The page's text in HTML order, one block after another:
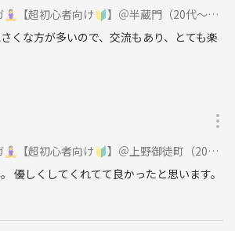
【超初心者向け🔰】＠半蔵門（20代～30代限定）に参加
くな方が多いので、交流もあり、とても楽
【超初心者向け🔰】＠上野御徒町（20代～30代限定）に参加
優しくしてくれてて良かったと思います。